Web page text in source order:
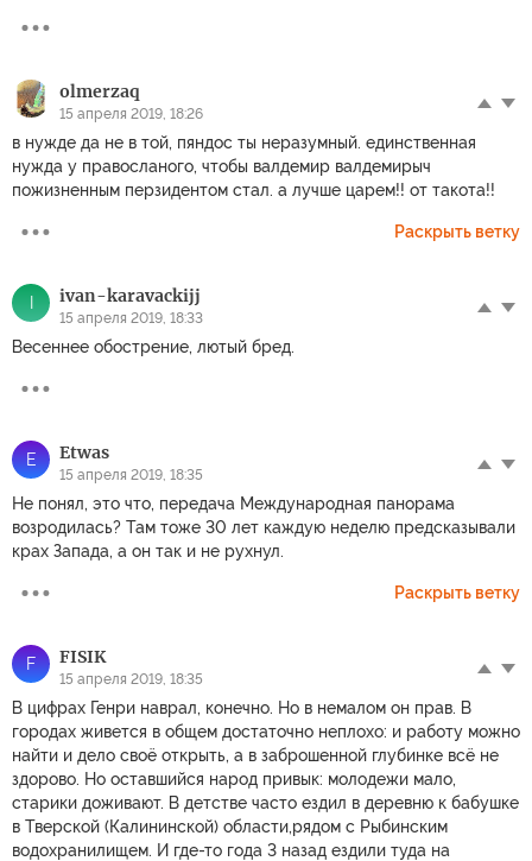
olmerzaq
15 апреля 2019, 18:26
в нужде да не в той, пяндос ты неразумный. единственная
нужда у правосланого, чтобы валдемир валдемирыч
пожизненным перзидентом стал. а лучше царем!! от такота!!
Раскрыть ветку
I ivan-karavackijj
15 апреля 2019, 18:33
Весеннее обострение, лютый бред.
E Etwas
15 апреля 2019, 18:35
Не понял, это что, передача Международная панорама
возродилась? Там тоже 30 лет каждую неделю предсказывали
крах Запада, а он так и не рухнул.
Раскрыть ветку
F FISIK
15 апреля 2019, 18:35
В цифрах Генри наврал, конечно. Но в немалом он прав. В
городах живется в общем достаточно неплохо: и работу можно
найти и дело своё открыть, а в заброшенной глубинке всё не
здорово. Но оставшийся народ привык: молодежи мало,
старики доживают. В детстве часто ездил в деревню к бабушке
в Тверской (Калининской) области,рядом с Рыбинским
водохранилищем. И где-то года 3 назад ездили туда на